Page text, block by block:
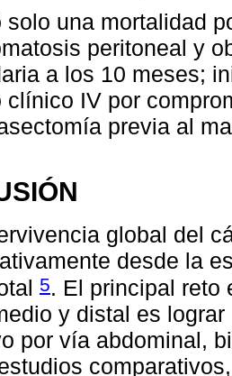
solo una mortalidad
peritoneal y
a los 10 meses;
clínico IV por
previa al
global del
desde la
5. El principal reto
y distal es
por vía abdominal,